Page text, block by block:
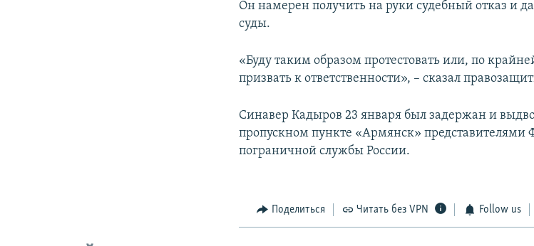
Он намерен получить на руки судебный отказ и
суды.
«Буду таким образом протестовать или, по
призвать к ответственности», – сказал
Синавер Кадыров 23 января был задержан и
пропускном пункте «Армянск» представителями
пограничной службы России.
Поделиться Читать без VPN Follow us